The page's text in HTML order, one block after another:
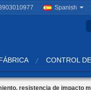
Spanish
CONTROL
resistencia de impacto